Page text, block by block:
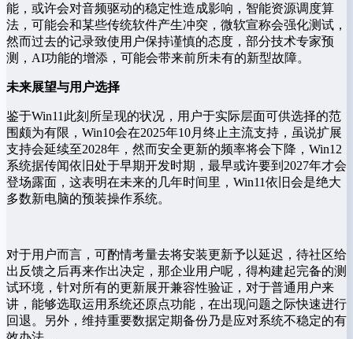
能，或许会对音频驱动的稳定性造成影响，智能资源调度算
法，可能会和某些传统软件产生冲突，微软宣称会强化测试，
然而过去的记录致使用户保持谨慎的态度，部分技术专家预
测，AI功能的增添，可能会带来前所未有的新型故障。
未来展望与用户选择
鉴于Win11此刻所呈现的状况，用户于实际层面可供选择的范
围颇为有限，Win10会在2025年10月终止主流支持，虽说扩展
支持会延续至2028年，然而安全更新的频率将会下降，Win12
系统据传闻依旧处于早期开发时期，最早或许要到2027年才会
登场露面，这表明在未来的几年时间里，Win11依旧会是绝大
多数新电脑的预装操作系统。
对于用户而言，可酌情考量去将安装更新予以延迟，待社区给
出反馈之后再来作出决定，那企业用户呢，得构建起完备的测
试环境，针对所有的更新展开兼容性验证，对于普通用户来
讲，能够选取运用系统还原点功能，在出现问题之际快速进行
回退。另外，维持重要数据定期备份乃是应对系统不稳定的有